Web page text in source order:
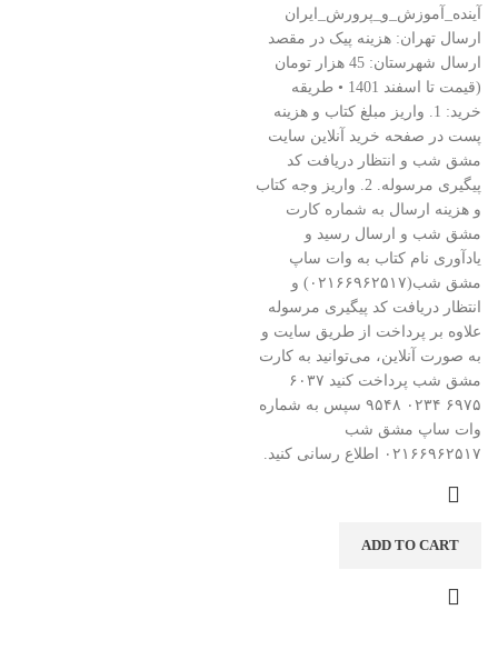
آینده_آموزش_و_پرورش_ایران
ارسال تهران: هزینه پیک در مقصد
ارسال شهرستان: 45 هزار تومان
(قیمت تا اسفند 1401 • طریقه
خرید: 1. واریز مبلغ کتاب و هزینه
پست در صفحه خرید آنلاین سایت
مشق شب و انتظار دریافت کد
پیگیری مرسوله. 2. واریز وجه کتاب
و هزینه ارسال به شماره کارت
مشق شب و ارسال رسید و
یادآوری نام کتاب به وات ساپ
مشق شب(۰۲۱۶۶۹۶۲۵۱۷) و
انتظار دریافت کد پیگیری مرسوله
علاوه بر پرداخت از طریق سایت و
به صورت آنلاین، می‌توانید به کارت
مشق شب پرداخت کنید ۶۰۳۷
۶۹۷۵ ۰۲۳۴ ۹۵۴۸ سپس به شماره
وات ساپ مشق شب
۰۲۱۶۶۹۶۲۵۱۷ اطلاع رسانی کنید.
ADD TO CART